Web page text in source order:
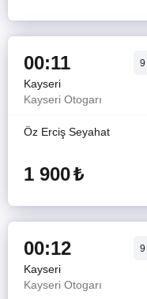
00:11 9
Kayseri
Kayseri Otogarı
Öz Erciş Seyahat
1 900₺
00:12 9
Kayseri
Kayseri Otogarı